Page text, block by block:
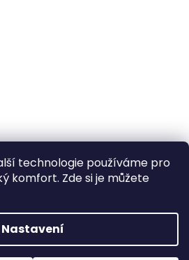
technologie používáme pro
komfort. Zde si je můžete
Nastavení
air-cool
Vytvořil Shoptet